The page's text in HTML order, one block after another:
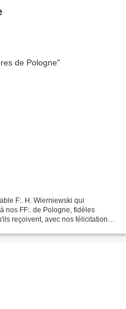
F:. H. Wierniewski qui
nos FF:. de Pologne, fidèles
reçoivent, avec nos félicitations,